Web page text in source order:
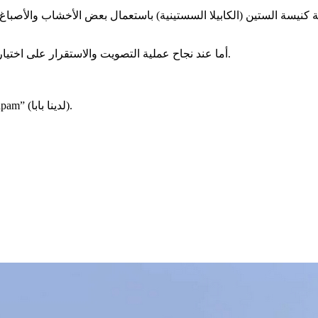
الستين (الكابيلا السستينية) باستعمال بعض الأخشاب
أما عند نجاح عملية التصويت والاستقرار على اختيار البابا الجديد فيتم إطلاق دخان أبيض ليشير إلى انتخاب ناجح لبابا جديد.
‏يُعلن انتخابه من شرفة كاتدرائية القديس بطرس بعبارة: “Habemus Papam” (لدينا بابا).